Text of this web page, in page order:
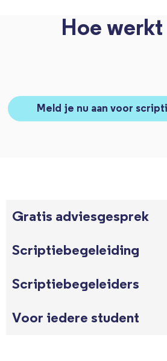
Hoe
Meld je nu aan voor
Gratis adviesgesprek
Scriptiebegeleiding
Scriptiebegeleiders
Voor iedere student